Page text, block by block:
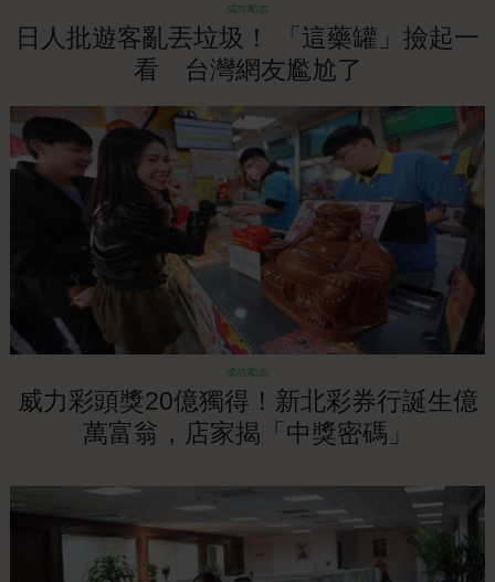
成功勵志
日人批遊客亂丟垃圾！ 「這藥罐」撿起一
看 台灣網友尷尬了
成功勵志
威力彩頭獎20億獨得！新北彩券行誕生億
萬富翁，店家揭「中獎密碼」